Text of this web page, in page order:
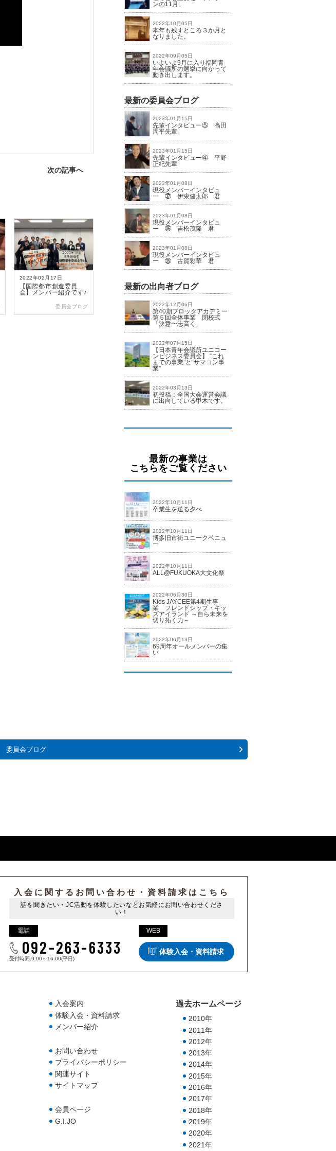
次の記事へ
2022年02月17日
【国際都市創造委員
会】メンバー紹介です♪
委員会ブログ
ンの11月。
2022年10月05日
本年も残すところ３か月と
なりました。
2022年09月05日
いよいよ9月に入り福岡青
年会議所の選挙に向かって
動き出します。
最新の委員会ブログ
2023年01月15日
先輩インタビュー⑤ 高田
周平先輩
2023年01月15日
先輩インタビュー④ 平野
正紀先輩
2023年01月08日
現役メンバーインタビュ
ー ㊲ 伊東健太郎 君
2023年01月08日
現役メンバーインタビュ
ー ㊱ 吉松茂隆 君
2023年01月08日
現役メンバーインタビュ
ー ㉟ 古賀彩華 君
最新の出向者ブログ
2022年12月06日
第40期ブロックアカデミー
第５回全体事業 閉校式
「決意〜志高く」
2022年07月15日
【日本青年会議所ユニコー
ンビジネス委員会】 “これ
までの事業”と“サマコン事
業”
2022年03月13日
初投稿：全国大会運営会議
に出向している甲木です。
最新の事業は
こちらをご覧ください
2022年10月11日
卒業生を送る夕べ
2022年10月11日
博多旧市街ユニークベニュ
ー
2022年10月11日
ALL@FUKUOKA大文化祭
2022年06月30日
Kids JAYCEE第4期生事
業 フレンドシップ・キッ
ズアイランド ～自ら未来を
切り拓く力～
2022年06月13日
69周年オールメンバーの集
い
委員会ブログ
入会に関するお問い合わせ・ 資料請求はこちら
話を聞きたい・JC活動を体験したいなどお気軽にお問い合わせくださ
い！
電話
092-263-6333
受付時間:9:00～16:00(平日)
WEB
体験入会・資料請求
入会案内
体験入会・資料請求
メンバー紹介
お問い合わせ
プライバシーポリシー
関連サイト
サイトマップ
会員ページ
G.I.JO
過去ホームページ
2010年
2011年
2012年
2013年
2014年
2015年
2016年
2017年
2018年
2019年
2020年
2021年